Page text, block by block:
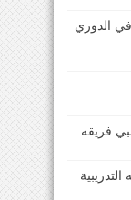
الدوري
فريقه